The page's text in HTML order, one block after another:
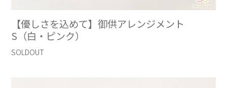
【優しさを込めて】御供アレンジメント
S（白・ピンク）
SOLDOUT